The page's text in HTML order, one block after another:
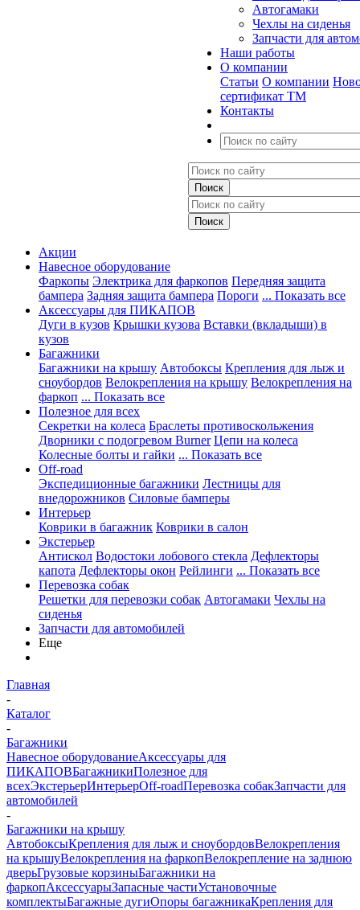
Автогамаки
Чехлы на сиденья
Запчасти для
Наши работы
О компании
Статьи О компании
сертификат ТМ
Контакты
Акции
Навесное оборудование
Фаркопы Электрика для фаркопов Передняя защита
бампера Задняя защита бампера Пороги ... Показать все
Аксессуары для ПИКАПОВ
Дуги в кузов Крышки кузова Вставки (вкладыши) в
кузов
Багажники
Багажники на крышу Автобоксы Крепления для лыж и
сноубордов Велокрепления на крышу Велокрепления на
фаркоп ... Показать все
Полезное для всех
Секретки на колеса Браслеты противоскольжения
Дворники с подогревом Burner Цепи на колеса
Колесные болты и гайки ... Показать все
Off-road
Экспедиционные багажники Лестницы для
внедорожников Силовые бамперы
Интерьер
Коврики в багажник Коврики в салон
Экстерьер
Антискол Водостоки лобового стекла Дефлекторы
капота Дефлекторы окон Рейлинги ... Показать все
Перевозка собак
Решетки для перевозки собак Автогамаки Чехлы на
сиденья
Запчасти для автомобилей
Еще
Главная
-
Каталог
-
Багажники
Навесное оборудованиеАксессуары для
ПИКАПОВБагажникиПолезное для
всехЭкстерьерИнтерьерOff-roadПеревозка собакЗапчасти для
автомобилей
-
Багажники на крышу
АвтобоксыКрепления для лыж и сноубордовВелокрепления
на крышуВелокрепления на фаркопВелокрепление на заднюю
дверьГрузовые корзиныБагажники на
фаркопАксессуарыЗапасные частиУстановочные
комплектыБагажные дугиОпоры багажникаКрепления для